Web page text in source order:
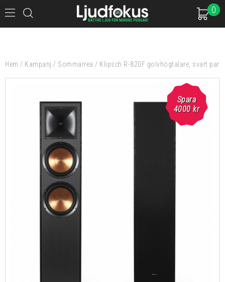
0
Hem / Kampanj / Sommarrea / Klipsch R-820F golvhögtalare, svart par
Spara
4000kr